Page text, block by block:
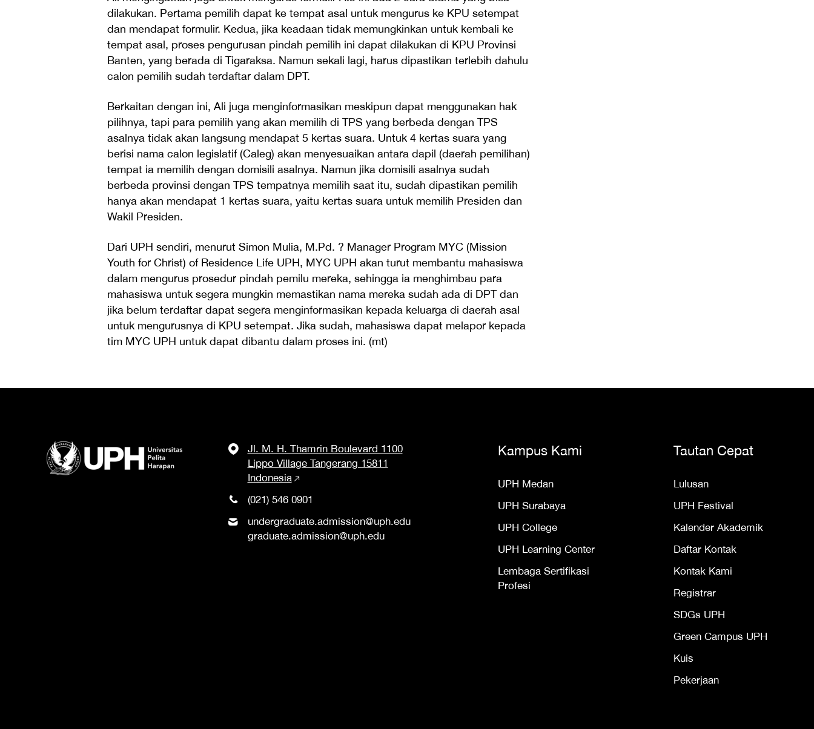
dilakukan. Pertama pemilih dapat ke tempat asal untuk mengurus ke KPU setempat
dan mendapat formulir. Kedua, jika keadaan tidak memungkinkan untuk kembali ke
tempat asal, proses pengurusan pindah pemilih ini dapat dilakukan di KPU Provinsi
Banten, yang berada di Tigaraksa. Namun sekali lagi, harus dipastikan terlebih dahulu
calon pemilih sudah terdaftar dalam DPT.
Berkaitan dengan ini, Ali juga menginformasikan meskipun dapat menggunakan hak
pilihnya, tapi para pemilih yang akan memilih di TPS yang berbeda dengan TPS
asalnya tidak akan langsung mendapat 5 kertas suara. Untuk 4 kertas suara yang
berisi nama calon legislatif (Caleg) akan menyesuaikan antara dapil (daerah pemilihan)
tempat ia memilih dengan domisili asalnya. Namun jika domisili asalnya sudah
berbeda provinsi dengan TPS tempatnya memilih saat itu, sudah dipastikan pemilih
hanya akan mendapat 1 kertas suara, yaitu kertas suara untuk memilih Presiden dan
Wakil Presiden.
Dari UPH sendiri, menurut Simon Mulia, M.Pd. ? Manager Program MYC (Mission
Youth for Christ) of Residence Life UPH, MYC UPH akan turut membantu mahasiswa
dalam mengurus prosedur pindah pemilu mereka, sehingga ia menghimbau para
mahasiswa untuk segera mungkin memastikan nama mereka sudah ada di DPT dan
jika belum terdaftar dapat segera menginformasikan kepada keluarga di daerah asal
untuk mengurusnya di KPU setempat. Jika sudah, mahasiswa dapat melapor kepada
tim MYC UPH untuk dapat dibantu dalam proses ini. (mt)
Jl. M. H. Thamrin Boulevard 1100
Lippo Village Tangerang 15811
Indonesia
(021) 546 0901
undergraduate.admission@uph.edu
graduate.admission@uph.edu
Kampus Kami
UPH Medan
UPH Surabaya
UPH College
UPH Learning Center
Lembaga Sertifikasi
Profesi
Tautan Cepat
Lulusan
UPH Festival
Kalender Akademik
Daftar Kontak
Kontak Kami
Registrar
SDGs UPH
Green Campus UPH
Kuis
Pekerjaan